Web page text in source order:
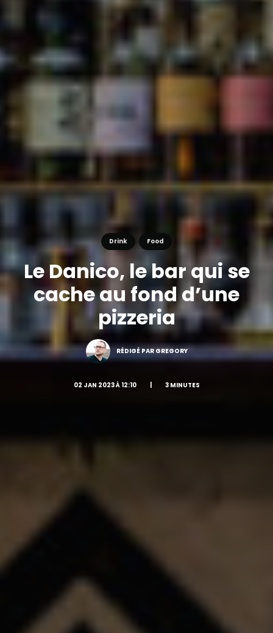
Drink Food
Le Danico, le bar qui se
cache au fond d’une
pizzeria
RÉDIGÉ PAR GREGORY
02 JAN 2023 À 12:10 3 MINUTES